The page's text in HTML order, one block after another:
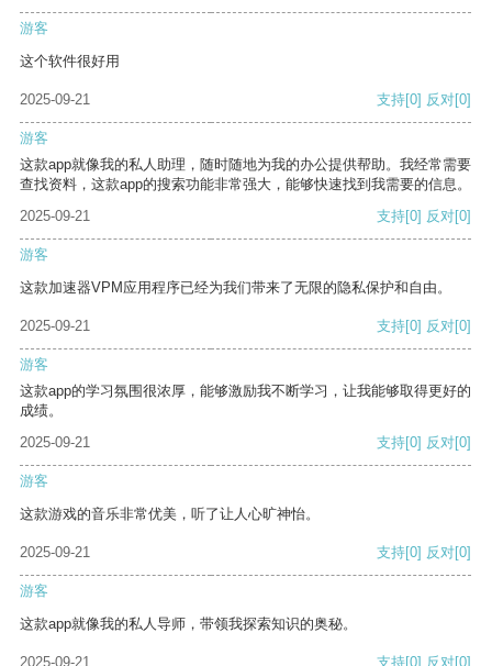
游客
这个软件很好用
2025-09-21 支持[0] 反对[0]
游客
这款app就像我的私人助理，随时随地为我的办公提供帮助。我经常需要
查找资料，这款app的搜索功能非常强大，能够快速找到我需要的信息。
2025-09-21
支持[0] 反对[0]
游客
这款加速器VPM应用程序已经为我们带来了无限的隐私保护和自由。
2025-09-21 支持[0] 反对[0]
游客
这款app的学习氛围很浓厚，能够激励我不断学习，让我能够取得更好的
成绩。
2025-09-21
支持[0] 反对[0]
游客
这款游戏的音乐非常优美，听了让人心旷神怡。
2025-09-21 支持[0] 反对[0]
游客
这款app就像我的私人导师，带领我探索知识的奥秘。
2025-09-21 支持[0] 反对[0]